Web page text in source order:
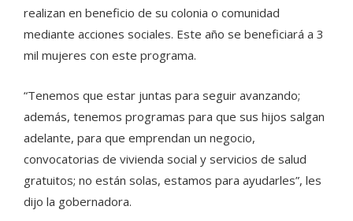
realizan en beneficio de su colonia o comunidad
mediante acciones sociales. Este año se beneficiará a 3
mil mujeres con este programa.
“Tenemos que estar juntas para seguir avanzando;
además, tenemos programas para que sus hijos salgan
adelante, para que emprendan un negocio,
convocatorias de vivienda social y servicios de salud
gratuitos; no están solas, estamos para ayudarles”, les
dijo la gobernadora.